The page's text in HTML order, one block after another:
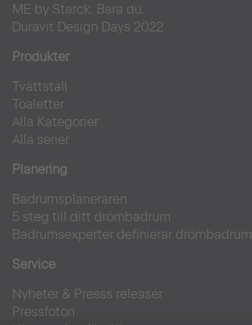
ME by Starck. Bara du.
Duravit Design Days 2022
Produkter
Tvättställ
Toaletter
Alla Kategorier
Alla serier
Planering
Badrumsplaneraren
5 steg till ditt drömbadrum
Badrumsexperter definierar drömbadrum
Service
Nyheter & Presss releaser
Pressfoton